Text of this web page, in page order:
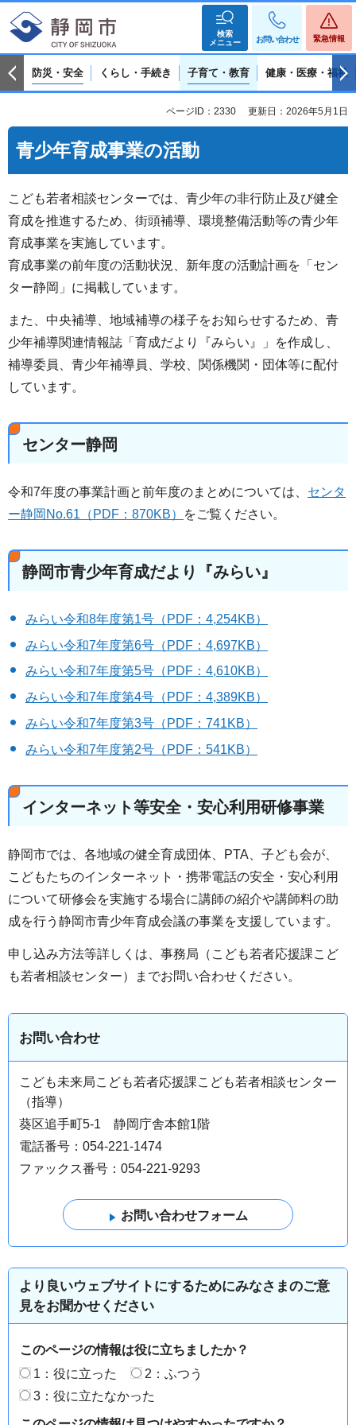
検索
メニュー
お問い合わせ 緊急情報
防災・安全 くらし・手続き 子育て・教育 健康・医療・福祉
ページID：2330 更新日：2026年5月1日
青少年育成事業の活動
こども若者相談センターでは、青少年の非行防止及び健全
育成を推進するため、街頭補導、環境整備活動等の青少年
育成事業を実施しています。
育成事業の前年度の活動状況、新年度の活動計画を「セン
ター静岡」に掲載しています。
また、中央補導、地域補導の様子をお知らせするため、青
少年補導関連情報誌「育成だより『みらい』」を作成し、
補導委員、青少年補導員、学校、関係機関・団体等に配付
しています。
センター静岡
令和7年度の事業計画と前年度のまとめについては、 センタ
ー静岡No.61（PDF：870KB）
をご覧ください。
静岡市青少年育成だより『みらい』
みらい令和8年度第1号（PDF：4,254KB）
みらい令和7年度第6号（PDF：4,697KB）
みらい令和7年度第5号（PDF：4,610KB）
みらい令和7年度第4号（PDF：4,389KB）
みらい令和7年度第3号（PDF：741KB）
みらい令和7年度第2号（PDF：541KB）
インターネット等安全・安心利用研修事業
静岡市では、各地域の健全育成団体、PTA、子ども会が、
こどもたちのインターネット・携帯電話の安全・安心利用
について研修会を実施する場合に講師の紹介や講師料の助
成を行う静岡市青少年育成会議の事業を支援しています。
申し込み方法等詳しくは、事務局（こども若者応援課こど
も若者相談センター）までお問い合わせください。
お問い合わせ
こども未来局こども若者応援課こども若者相談センター
（指導）
葵区追手町5-1 静岡庁舎本館1階
電話番号：054-221-1474
ファックス番号：054-221-9293
より良いウェブサイトにするためにみなさまのご意
見をお聞かせください
このページの情報は役に立ちましたか？
1：役に立った
2：ふつう
3：役に立たなかった